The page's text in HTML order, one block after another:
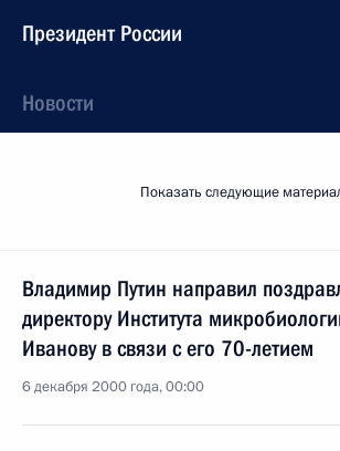
Президент России
Новости
Показать следующие
Владимир Путин направил
директору Института
Иванову в связи с его 70-летием
6 декабря 2000 года, 00:00